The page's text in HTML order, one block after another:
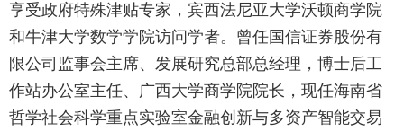
享受政府特殊津贴专家，宾西法尼亚大学沃顿商学院
和牛津大学数学学院访问学者。曾任国信证券股份有
限公司监事会主席、发展研究总部总经理，博士后工
作站办公室主任、广西大学商学院院长，现任海南省
哲学社会科学重点实验室金融创新与多资产智能交易